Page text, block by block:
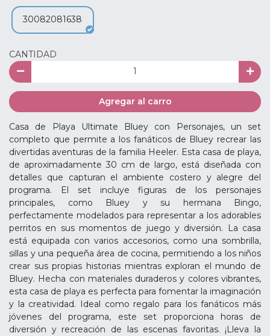
30082081638
CANTIDAD
Agregar al carro
Casa de Playa Ultimate Bluey con Personajes, un set
completo que permite a los fanáticos de Bluey recrear las
divertidas aventuras de la familia Heeler. Esta casa de playa,
de aproximadamente 30 cm de largo, está diseñada con
detalles que capturan el ambiente costero y alegre del
programa. El set incluye figuras de los personajes
principales, como Bluey y su hermana Bingo,
perfectamente modelados para representar a los adorables
perritos en sus momentos de juego y diversión. La casa
está equipada con varios accesorios, como una sombrilla,
sillas y una pequeña área de cocina, permitiendo a los niños
crear sus propias historias mientras exploran el mundo de
Bluey. Hecha con materiales duraderos y colores vibrantes,
esta casa de playa es perfecta para fomentar la imaginación
y la creatividad. Ideal como regalo para los fanáticos más
jóvenes del programa, este set proporciona horas de
diversión y recreación de las escenas favoritas. ¡Lleva la